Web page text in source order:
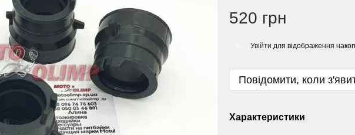
520 грн
Увійти для відображення
Повідомити, коли
Характеристики